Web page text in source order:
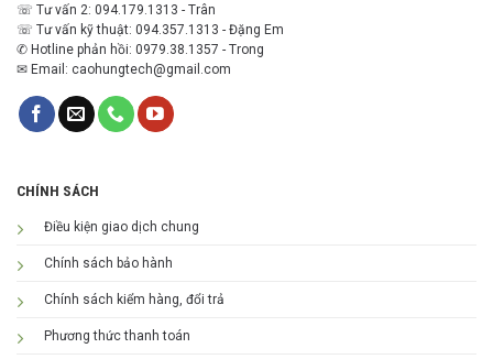
☏ Tư vấn 2: 094.179.1313 - Trân
☏ Tư vấn kỹ thuật: 094.357.1313 - Đặng Em
✆ Hotline phản hồi: 0979.38.1357 - Trong
✉ Email: caohungtech@gmail.com
CHÍNH SÁCH
Điều kiện giao dịch chung
Chính sách bảo hành
Chính sách kiểm hàng, đổi trả
Phương thức thanh toán